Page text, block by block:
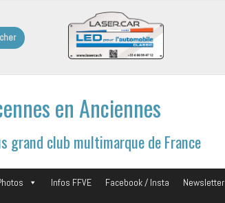
en Anciennes
grand club multimarque de France
Infos FFVE Facebook / Insta Newsletter